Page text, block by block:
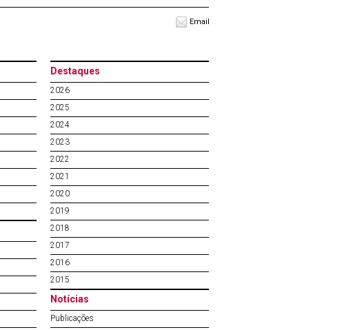
Email
Destaques
2026
2025
2024
2023
2022
2021
2020
2019
2018
2017
2016
2015
Notícias
Publicações